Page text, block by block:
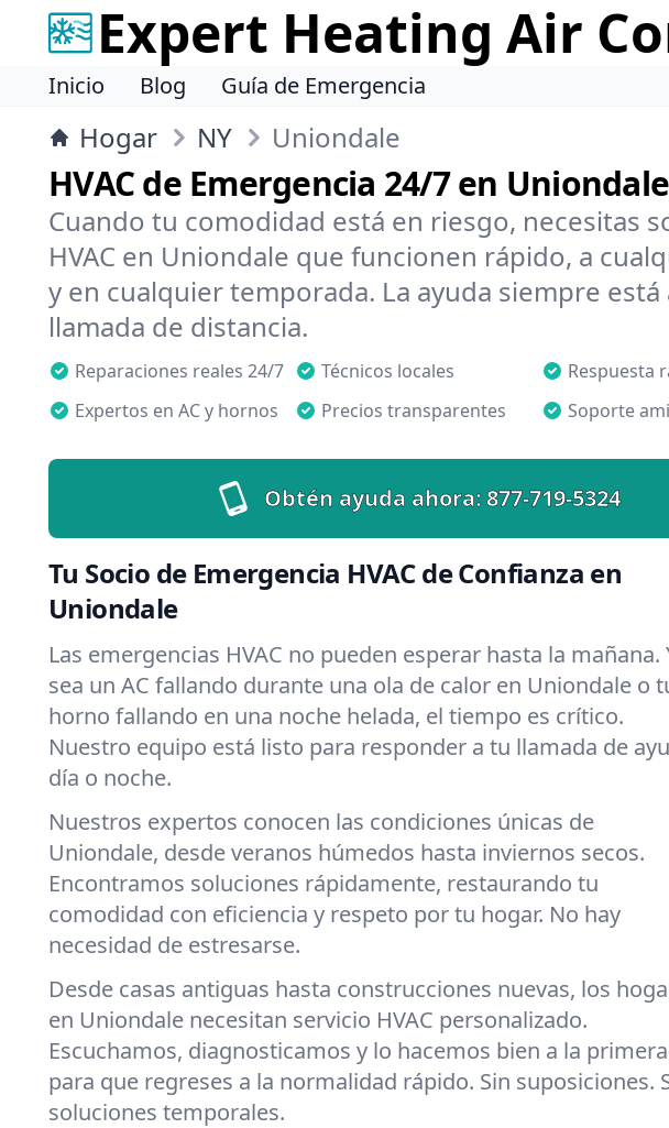
Expert Heating Air
Inicio Blog Guía de Emergencia
Hogar NY Uniondale
HVAC de Emergencia 24/7 en Uniondale
Cuando tu comodidad está en riesgo, necesitas
HVAC en Uniondale que funcionen rápido, a
y en cualquier temporada. La ayuda siempre está
llamada de distancia.
Reparaciones reales 24/7 Técnicos locales
Respuesta
Expertos en AC y hornos
Precios transparentes Soporte
Obtén ayuda ahora:877-719-5324
Tu Socio de Emergencia HVAC de Confianza en
Uniondale
Las emergencias HVAC no pueden esperar hasta la mañana.
sea un AC fallando durante una ola de calor en Uniondale o
horno fallando en una noche helada, el tiempo es crítico.
Nuestro equipo está listo para responder a tu llamada de
día o noche.
Nuestros expertos conocen las condiciones únicas de
Uniondale, desde veranos húmedos hasta inviernos secos.
Encontramos soluciones rápidamente, restaurando tu
comodidad con eficiencia y respeto por tu hogar. No hay
necesidad de estresarse.
Desde casas antiguas hasta construcciones nuevas, los
en Uniondale necesitan servicio HVAC personalizado.
Escuchamos, diagnosticamos y lo hacemos bien a la
para que regreses a la normalidad rápido. Sin suposiciones.
soluciones temporales.